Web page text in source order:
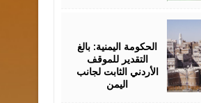
الحكومة اليمنية: بالغ
التقدير للموقف
الأردني الثابت لجانب
اليمن
2026